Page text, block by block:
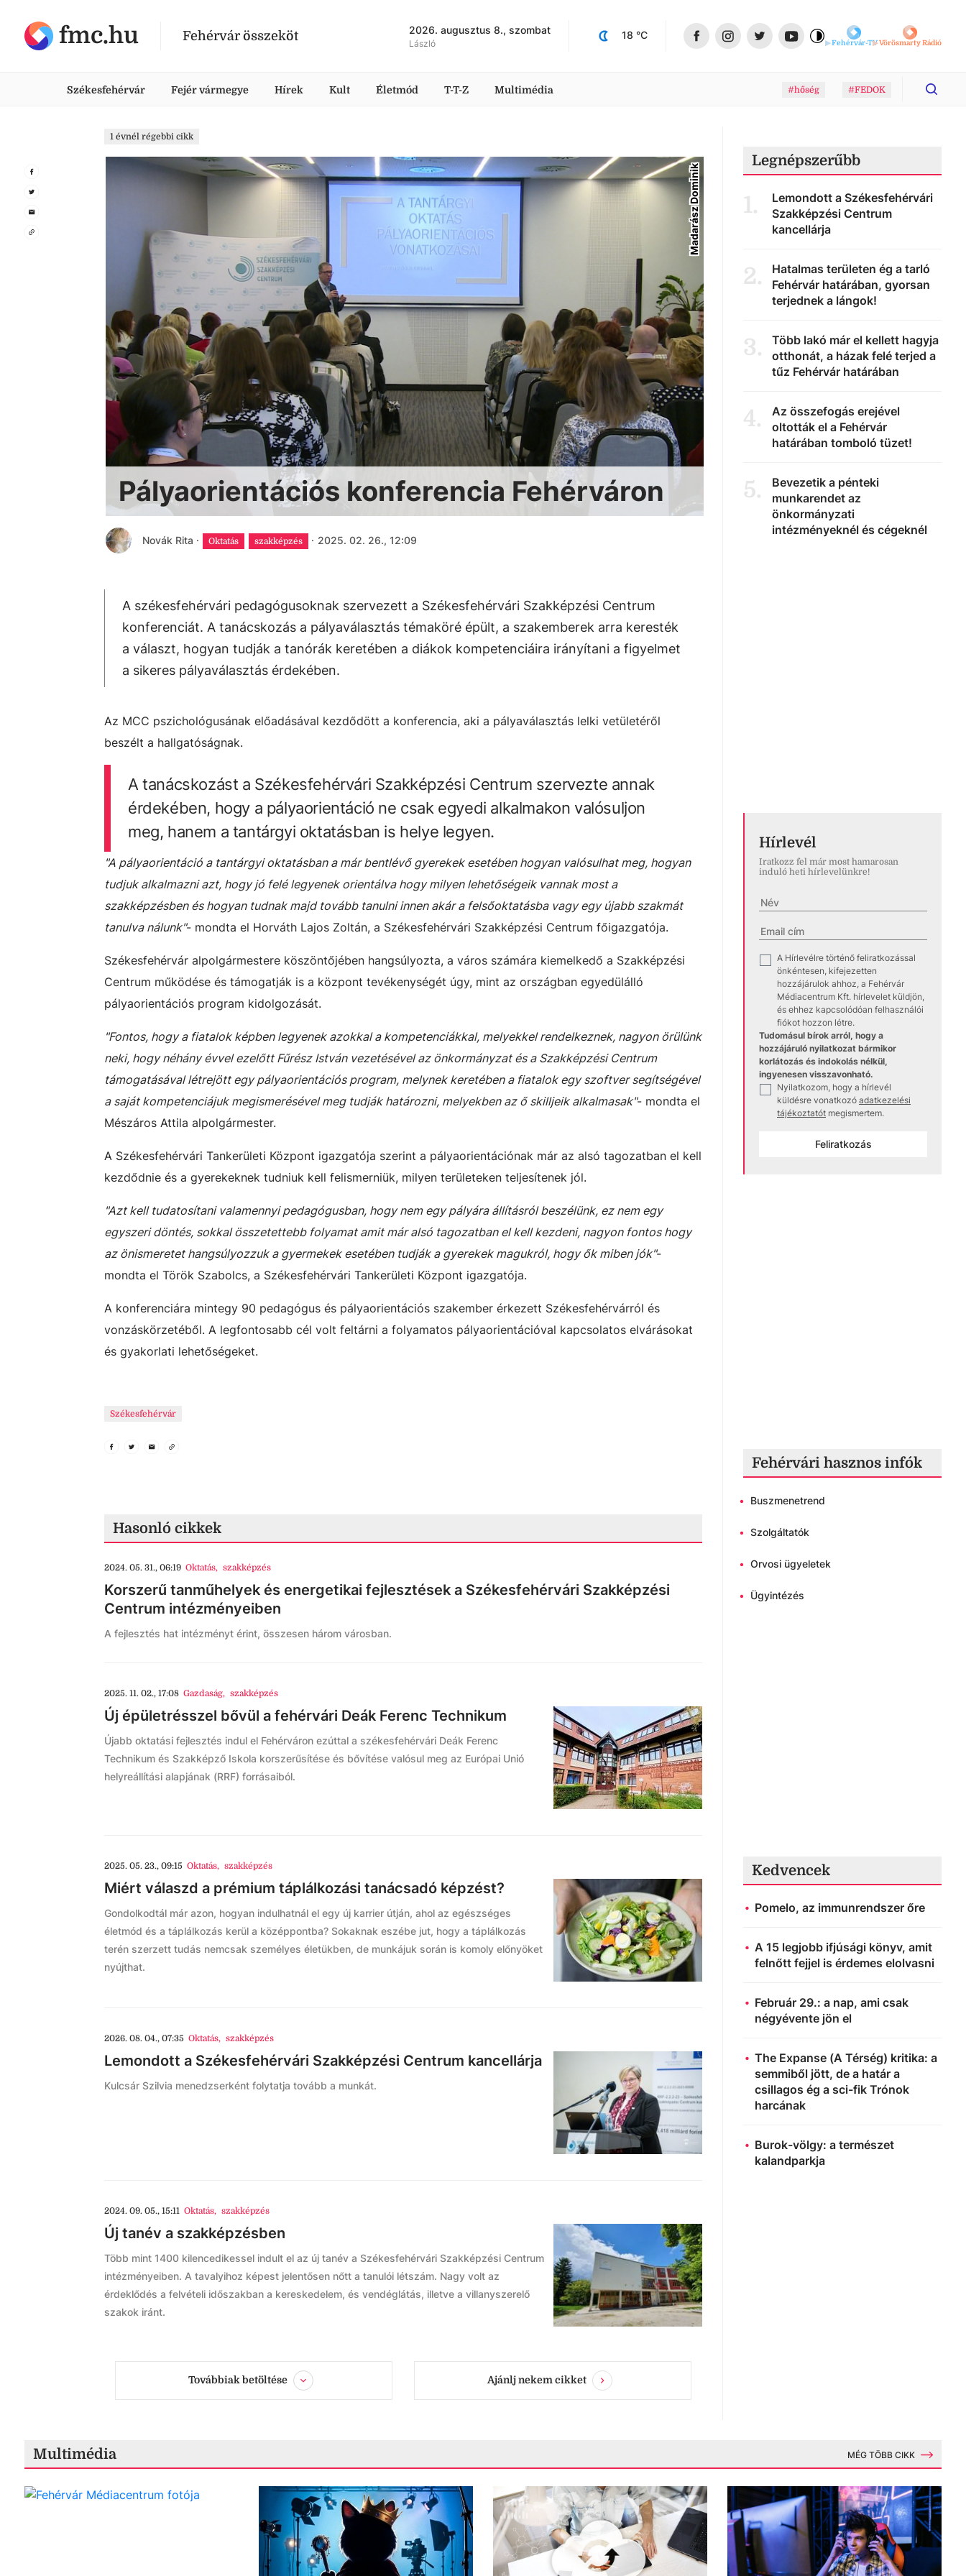
fmc.hu Fehérvár összeköt 2026. augusztus 8., szombat
László
18 °C
Fehérvár-TVVörösmarty Rádió
Székesfehérvár Fejér vármegye Hírek Kult Életmód T-T-Z Multimédia #hőség #FEDOK
1 évnél régebbi cikk
Madarász Dominik
Pályaorientációs konferencia Fehérváron
Novák Rita · Oktatás szakképzés · 2025. 02. 26., 12:09
A székesfehérvári pedagógusoknak szervezett a Székesfehérvári Szakképzési Centrum
konferenciát. A tanácskozás a pályaválasztás témaköré épült, a szakemberek arra keresték
a választ, hogyan tudják a tanórák keretében a diákok kompetenciáira irányítani a figyelmet
a sikeres pályaválasztás érdekében.
Az MCC pszichológusának előadásával kezdődött a konferencia, aki a pályaválasztás lelki vetületéről
beszélt a hallgatóságnak.
A tanácskozást a Székesfehérvári Szakképzési Centrum szervezte annak
érdekében, hogy a pályaorientáció ne csak egyedi alkalmakon valósuljon
meg, hanem a tantárgyi oktatásban is helye legyen.
"A pályaorientáció a tantárgyi oktatásban a már bentlévő gyerekek esetében hogyan valósulhat meg, hogyan
tudjuk alkalmazni azt, hogy jó felé legyenek orientálva hogy milyen lehetőségeik vannak most a
szakképzésben és hogyan tudnak majd tovább tanulni innen akár a felsőoktatásba vagy egy újabb szakmát
tanulva nálunk"- mondta el Horváth Lajos Zoltán, a Székesfehérvári Szakképzési Centrum főigazgatója.
Székesfehérvár alpolgármestere köszöntőjében hangsúlyozta, a város számára kiemelkedő a Szakképzési
Centrum működése és támogatják is a központ tevékenységét úgy, mint az országban egyedülálló
pályaorientációs program kidolgozását.
"Fontos, hogy a fiatalok képben legyenek azokkal a kompetenciákkal, melyekkel rendelkeznek, nagyon örülünk
neki, hogy néhány évvel ezelőtt Fűrész István vezetésével az önkormányzat és a Szakképzési Centrum
támogatásával létrejött egy pályaorientációs program, melynek keretében a fiatalok egy szoftver segítségével
a saját kompetenciájuk megismerésével meg tudják határozni, melyekben az ő skilljeik alkalmasak"- mondta el
Mészáros Attila alpolgármester.
A Székesfehérvári Tankerületi Központ igazgatója szerint a pályaorientációnak már az alsó tagozatban el kell
kezdődnie és a gyerekeknek tudniuk kell felismerniük, milyen területeken teljesítenek jól.
"Azt kell tudatosítani valamennyi pedagógusban, hogy nem egy pályára állításról beszélünk, ez nem egy
egyszeri döntés, sokkal összetettebb folyamat amit már alsó tagozatban el kell kezdeni, nagyon fontos hogy
az önismeretet hangsúlyozzuk a gyermekek esetében tudják a gyerekek magukról, hogy ők miben jók"-
mondta el Török Szabolcs, a Székesfehérvári Tankerületi Központ igazgatója.
A konferenciára mintegy 90 pedagógus és pályaorientációs szakember érkezett Székesfehérvárról és
vonzáskörzetéből. A legfontosabb cél volt feltárni a folyamatos pályaorientációval kapcsolatos elvárásokat
és gyakorlati lehetőségeket.
Székesfehérvár
Hasonló cikkek
2024. 05. 31., 06:19 Oktatás, szakképzés
Korszerű tanműhelyek és energetikai fejlesztések a Székesfehérvári Szakképzési
Centrum intézményeiben
A fejlesztés hat intézményt érint, összesen három városban.
2025. 11. 02., 17:08 Gazdaság, szakképzés
Új épületrésszel bővül a fehérvári Deák Ferenc Technikum
Újabb oktatási fejlesztés indul el Fehérváron ezúttal a székesfehérvári Deák Ferenc
Technikum és Szakképző Iskola korszerűsítése és bővítése valósul meg az Európai Unió
helyreállítási alapjának (RRF) forrásaiból.
2025. 05. 23., 09:15 Oktatás, szakképzés
Miért válaszd a prémium táplálkozási tanácsadó képzést?
Gondolkodtál már azon, hogyan indulhatnál el egy új karrier útján, ahol az egészséges
életmód és a táplálkozás kerül a középpontba? Sokaknak eszébe jut, hogy a táplálkozás
terén szerzett tudás nemcsak személyes életükben, de munkájuk során is komoly előnyöket
nyújthat.
2026. 08. 04., 07:35 Oktatás, szakképzés
Lemondott a Székesfehérvári Szakképzési Centrum kancellárja
Kulcsár Szilvia menedzserként folytatja tovább a munkát.
2024. 09. 05., 15:11 Oktatás, szakképzés
Új tanév a szakképzésben
Több mint 1400 kilencedikessel indult el az új tanév a Székesfehérvári Szakképzési Centrum
intézményeiben. A tavalyihoz képest jelentősen nőtt a tanulói létszám. Nagy volt az
érdeklődés a felvételi időszakban a kereskedelem, és vendéglátás, illetve a villanyszerelő
szakok iránt.
Továbbiak betöltése Ajánlj nekem cikket
Legnépszerűbb
1.
Lemondott a Székesfehérvári
Szakképzési Centrum
kancellárja
2.
Hatalmas területen ég a tarló
Fehérvár határában, gyorsan
terjednek a lángok!
3.
Több lakó már el kellett hagyja
otthonát, a házak felé terjed a
tűz Fehérvár határában
4.
Az összefogás erejével
oltották el a Fehérvár
határában tomboló tüzet!
5.
Bevezetik a pénteki
munkarendet az
önkormányzati
intézményeknél és cégeknél
Hírlevél
Iratkozz fel már most hamarosan
induló heti hírlevelünkre!
✓
A Hírlevélre történő feliratkozással
önkéntesen, kifejezetten
hozzájárulok ahhoz, a Fehérvár
Médiacentrum Kft. hírlevelet küldjön,
és ehhez kapcsolódóan felhasználói
fiókot hozzon létre.
Tudomásul bírok arról, hogy a
hozzájáruló nyilatkozat bármikor
korlátozás és indokolás nélkül,
ingyenesen visszavonható.
✓
Nyilatkozom, hogy a hírlevél
küldésre vonatkozó adatkezelési
tájékoztatót megismertem.
Feliratkozás
Fehérvári hasznos infók
• Buszmenetrend
• Szolgáltatók
• Orvosi ügyeletek
• Ügyintézés
Kedvencek
Pomelo, az immunrendszer őre
A 15 legjobb ifjúsági könyv, amit
felnőtt fejjel is érdemes elolvasni
Február 29.: a nap, ami csak
négyévente jön el
The Expanse (A Térség) kritika: a
semmiből jött, de a határ a
csillagos ég a sci-fik Trónok
harcának
Burok-völgy: a természet
kalandparkja
Multimédia MÉG TÖBB CIKK